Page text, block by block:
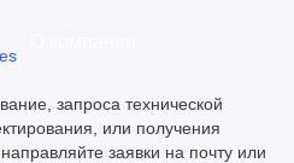
запроса технической
или получения
заявки на почту или